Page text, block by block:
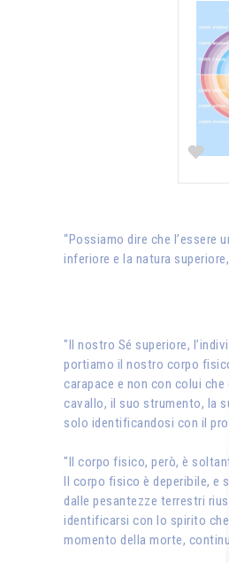
“Possiamo dire che l’essere
inferiore e la natura
"Il nostro Sé superiore,
portiamo il nostro corpo
carapace e non con colui
cavallo, il suo strumento, la
solo identificandosi con il
"Il corpo fisico, però, è
Il corpo fisico è deperibile, e
dalle pesantezze terrestri
identificarsi con lo spirito
momento della morte,